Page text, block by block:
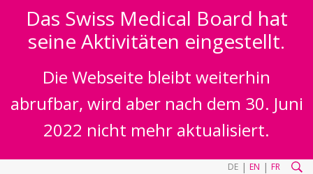
Das Swiss Medical Board hat
seine Aktivitäten eingestellt.
Die Webseite bleibt weiterhin
abrufbar, wird aber nach dem 30. Juni
2022 nicht mehr aktualisiert.
DE | EN | FR